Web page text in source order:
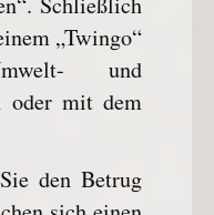
„Twingo“
und
oder mit dem
den Betrug